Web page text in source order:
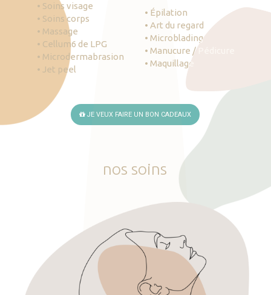
• Soins visage
• Soins corps
• Massage
• Cellum6 de LPG
• Microdermabrasion
• Jet peel
• Épilation
• Art du regard
• Microblading
• Manucure / Pédicure
• Maquillage
JE VEUX FAIRE UN BON CADEAUX
nos soins